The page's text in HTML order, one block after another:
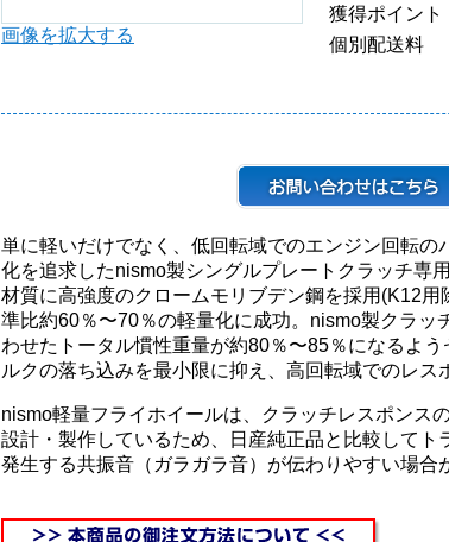
画像を拡大する
獲得ポイント
個別配送料
単に軽いだけでなく、低回転域でのエンジン回転の
化を追求したnismo製シングルプレートクラッチ専
材質に高強度のクロームモリブデン鋼を採用(K12
準比約60％〜70％の軽量化に成功。nismo製クラッ
わせたトータル慣性重量が約80％〜85％になるよ
ルクの落ち込みを最小限に抑え、高回転域でのレス
nismo軽量フライホイールは、クラッチレスポンス
設計・製作しているため、日産純正品と比較してト
発生する共振音（ガラガラ音）が伝わりやすい場合